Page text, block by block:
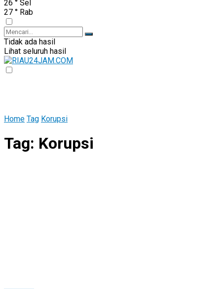
26 ° Sel
27 ° Rab
Tidak ada hasil
Lihat seluruh hasil
Home Tag Korupsi
Tag: Korupsi